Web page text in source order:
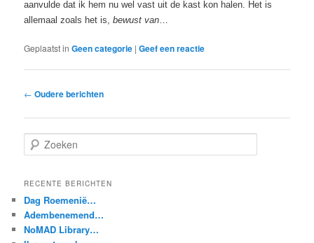
aanvulde dat ik hem nu wel vast uit de kast kon halen. Het is
allemaal zoals het is,bewust van
Geplaatst in Geen categorie |Geef een reactie
Berichtnavigatie
← Oudere berichten
o
k
n
RECENTE BERICHTEN
Dag Roemenië…
Adembenemend…
NoMAD Library…